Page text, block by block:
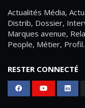
Actualités Média,
Distrib, Dossier,
Marques avenue,
People, Métier,
RESTER CONNECTÉ